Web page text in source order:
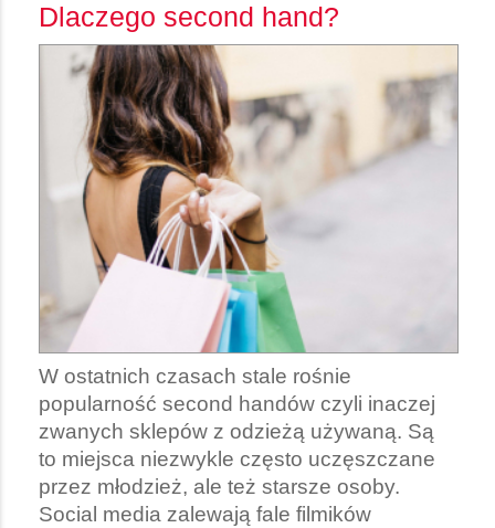
Dlaczego second hand?
W ostatnich czasach stale rośnie
popularność second handów czyli inaczej
zwanych sklepów z odzieżą używaną. Są
to miejsca niezwykle często uczęszczane
przez młodzież, ale też starsze osoby.
Social media zalewają fale filmików